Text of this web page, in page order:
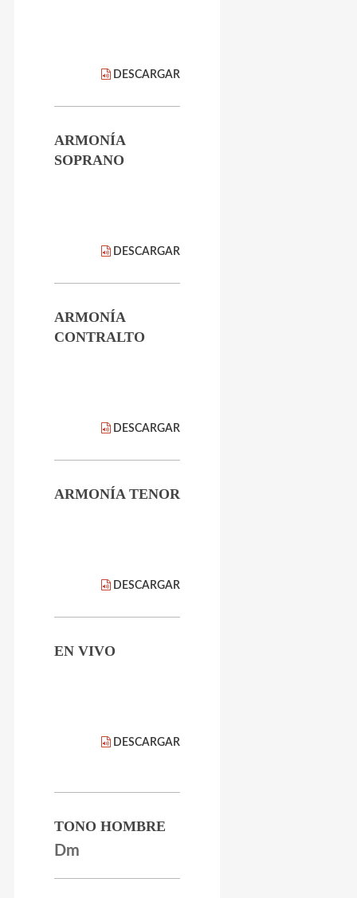
DESCARGAR
ARMONÍA
SOPRANO
DESCARGAR
ARMONÍA
CONTRALTO
DESCARGAR
ARMONÍA TENOR
DESCARGAR
EN VIVO
DESCARGAR
TONO HOMBRE
Dm